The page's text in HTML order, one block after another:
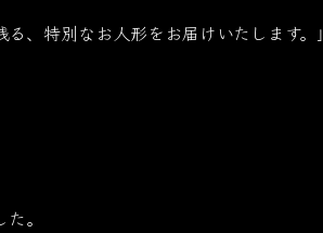
、特別なお人形をお届けいたします。」
。